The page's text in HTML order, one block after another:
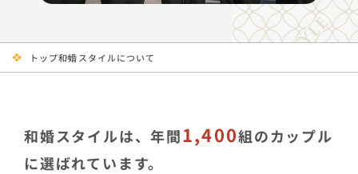
トップ和婚スタイルについて
和婚スタイルは、年間1,400組のカップル
に選ばれています。